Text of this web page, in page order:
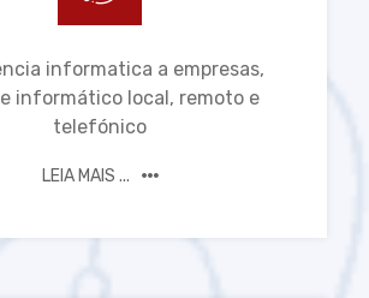
informatica a empresas,
informático local, remoto e
telefónico
LEIA MAIS ...